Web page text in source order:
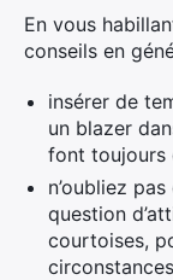
En vous
conseils en
insérer de
un blazer
font toujours
n’oubliez
question
courtoises,